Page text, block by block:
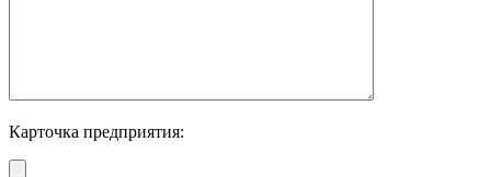
Карточка предприятия: